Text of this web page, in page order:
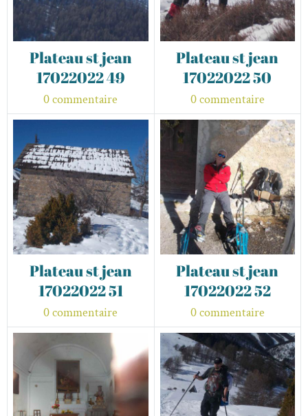
Plateau st jean
17022022 49
0 commentaire
Plateau st jean
17022022 50
0 commentaire
Plateau st jean
17022022 51
0 commentaire
Plateau st jean
17022022 52
0 commentaire